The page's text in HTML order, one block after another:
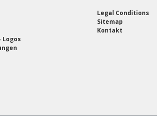
Logos
Legal Conditions
Sitemap
Kontakt